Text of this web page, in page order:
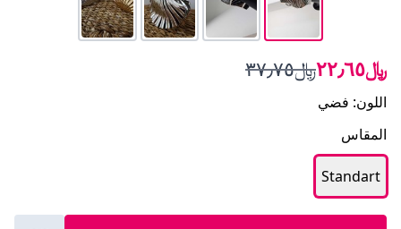
﷼٢٢٫٦٥ ﷼٣٧٫٧٥
اللون: فضي
المقاس
Standart